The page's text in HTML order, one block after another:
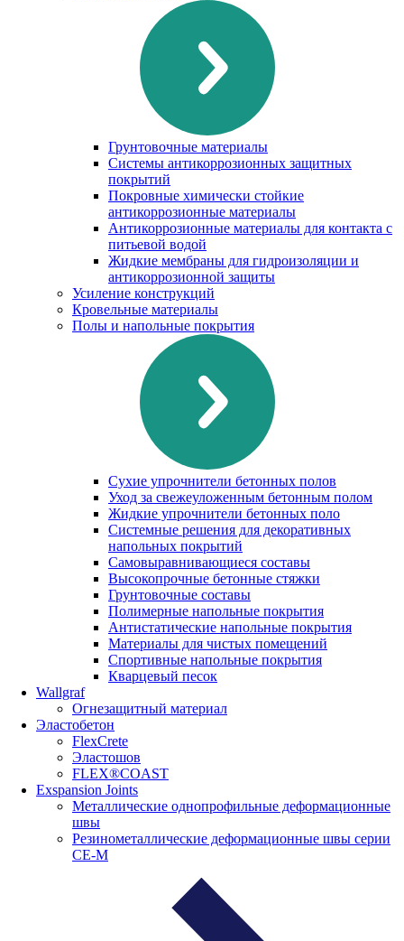
Грунтовочные материалы
Системы антикоррозионных защитных
покрытий
Покровные химически стойкие
антикоррозионные материалы
Антикоррозионные материалы для контакта с
питьевой водой
Жидкие мембраны для гидроизоляции и
антикоррозионной защиты
Усиление конструкций
Кровельные материалы
Полы и напольные покрытия
Сухие упрочнители бетонных полов
Уход за свежеуложенным бетонным полом
Жидкие упрочнители бетонных поло
Системные решения для декоративных
напольных покрытий
Самовыравнивающиеся составы
Высокопрочные бетонные стяжки
Грунтовочные составы
Полимерные напольные покрытия
Антистатические напольные покрытия
Материалы для чистых помещений
Спортивные напольные покрытия
Кварцевый песок
Wallgraf
Огнезащитный материал
Эластобетон
FlexCrete
Эластошов
FLEX®COAST
Exspansion Joints
Металлические однопрофильные деформационные
швы
Резинометаллические деформационные швы серии
СЕ-М